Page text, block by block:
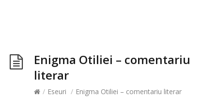
Enigma Otiliei – comentariu
literar
/ Eseuri / Enigma Otiliei – comentariu literar